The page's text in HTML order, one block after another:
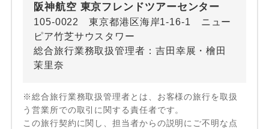
阪神航空 東京フレンドツアーセンター
105-0022 東京都港区海岸1-16-1 ニュー
ピア竹芝サウスタワー
総合旅行業務取扱管理者：吉田幸展・檜田
茉里奈
※総合旅行業務取扱管理者とは、お客様の旅行を取扱
う営業所での取引に関する責任者です。
この旅行契約に関し、担当者からの説明にご不明な点